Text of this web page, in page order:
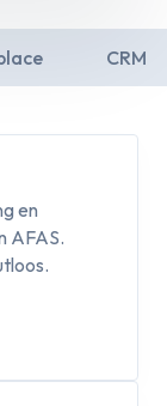
CRM
en
AFAS.